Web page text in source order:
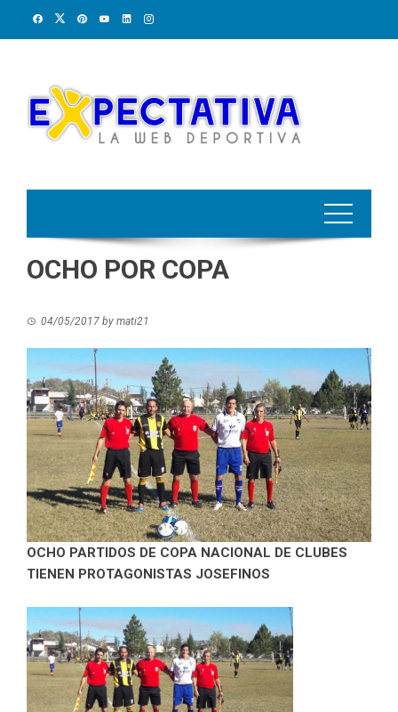
OCHO POR COPA
04/05/2017 by mati21
OCHO PARTIDOS DE COPA NACIONAL DE CLUBES
TIENEN PROTAGONISTAS JOSEFINOS